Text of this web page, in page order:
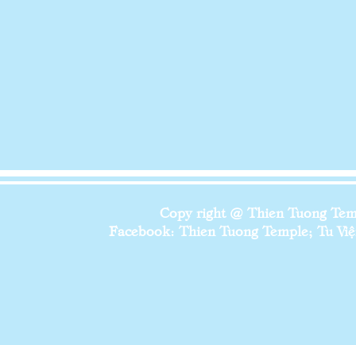
Copy right @ Thien Tuong
Facebook: Thien Tuong Temple; Tu